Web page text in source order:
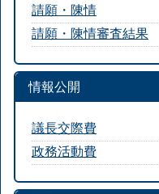
請願・陳情
請願・陳情審査結果
情報公開
議長交際費
政務活動費